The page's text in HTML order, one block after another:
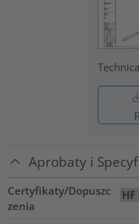
Aprobaty i
Certyfikaty/Dopuszc
zenia